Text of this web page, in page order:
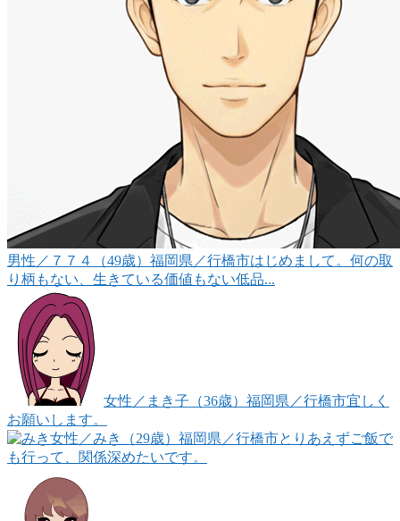
男性 ／７７４（49歳） 福岡県／行橋市はじめまして。何の取
り柄もない、生きている価値もない低品...
女性 ／まき子（36歳） 福岡県／行橋市宜しく
お願いします。
女性 ／みき（29歳） 福岡県／行橋市とりあえずご飯で
も行って、関係深めたいです。